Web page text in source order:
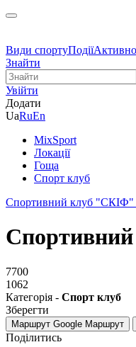
Види спортуПодії
Знайти
Увійти
Додати
UaRuEn
MixSport
Локації
Гоща
Спорт клуб
Спортивний клуб "СКІФ"
7700
1062
Категорія - Спорт клуб
Зберегти
Маршрут Google Маршрут
Поділитись